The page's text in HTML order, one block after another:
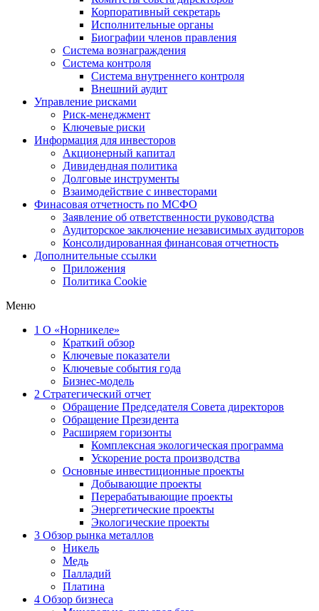
Корпоративный секретарь
Исполнительные органы
Биографии членов правления
Система вознаграждения
Система контроля
Система внутреннего контроля
Внешний аудит
Управление рисками
Риск-менеджмент
Ключевые риски
Информация для инвесторов
Акционерный капитал
Дивидендная политика
Долговые инструменты
Взаимодействие с инвеcторами
Финасовая отчетность по МСФО
Заявление об ответственности руководства
Аудиторское заключение независимых аудиторов
Консолидированная финансовая отчетность
Дополнительные ссылки
Приложения
Политика Cookie
Меню
1 О «Норникеле»
Краткий обзор
Ключевые показатели
Ключевые события года
Бизнес-модель
2 Стратегический отчет
Обращение Председателя Совета директоров
Обращение Президента
Расширяем горизонты
Комплексная экологическая программа
Ускорение роста производства
Основные инвестиционные проекты
Добывающие проекты
Перерабатывающие проекты
Энергетические проекты
Экологические проекты
3 Обзор рынка металлов
Никель
Медь
Палладий
Платина
4 Обзор бизнеса